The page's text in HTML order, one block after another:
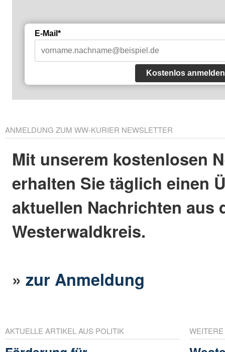
E-Mail*
Kostenlos anmelden
ANMELDUNG ZUM WW-KURIER NEWSLETTER
Mit unserem kostenlosen
erhalten Sie täglich einen
aktuellen Nachrichten aus
Westerwaldkreis.
»zur Anmeldung
AKTUELLE ARTIKEL AUS POLITIK